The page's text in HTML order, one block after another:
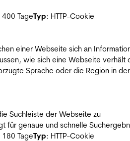
400 TageTyp: HTTP-Cookie
einer Webseite sich an
wie sich eine Webseite verhält
Sprache oder die Region in
Suchleiste der Webseite zu
für genaue und schnelle
180 TageTyp: HTTP-Cookie